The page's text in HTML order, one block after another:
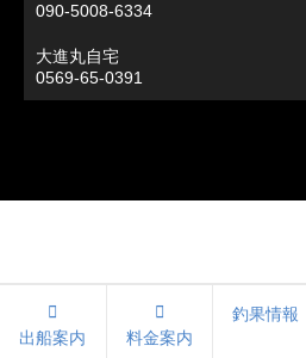
090-5008-6334
大進丸自宅
0569-65-0391
出船案内 料金案内
釣果情報